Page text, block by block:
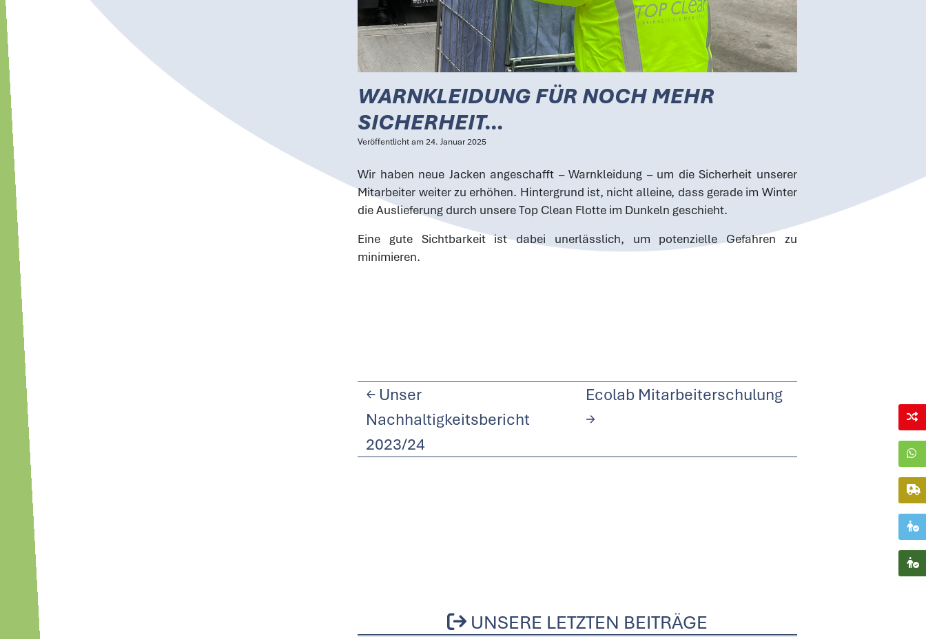
WARNKLEIDUNG FÜR NOCH MEHR
SICHERHEIT…
Veröffentlicht am24. Januar 2025
Wir haben neue Jacken angeschafft – Warnkleidung – um die Sicherheit unserer
Mitarbeiter weiter zu erhöhen. Hintergrund ist, nicht alleine, dass gerade im Winter
die Auslieferung durch unsereTop Clean Flotte im Dunkeln geschieht.
Eine gute Sichtbarkeit ist dabei unerlässlich, um potenzielle Gefahren zu
minimieren.
← Unser
Nachhaltigkeitsbericht
2023/24
Ecolab Mitarbeiterschulung
→
UNSERE LETZTEN BEITRÄGE